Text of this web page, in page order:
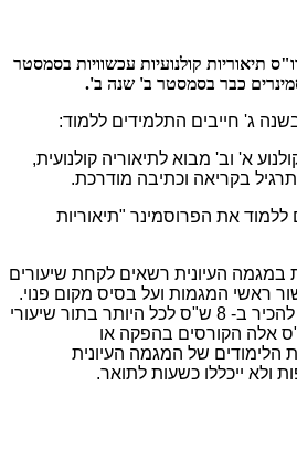
תיאוריות קולנועיות עכשוויות בסמסטר
כבר בסמסטר ב' שנה ב'.
ג' חייבים התלמידים ללמוד:
א' וב' מבוא לתיאוריה קולנועית,
תרגיל בקריאה וכתיבה מודרכת.
את הפרוסמינר "תיאוריות
במגמה העיונית רשאים לקחת שיעורים
ראשי המגמות ועל בסיס מקום פנוי.
מתוך שיעורים אלה אפשר להכיר ב- 8 ש"ס לכל היותר בתור שיעורי
ב' ג'. מעבר ל-8 ש"ס אלה הקורסים בהפקה או
הלימודים של המגמה העיונית
ולא ייכללו כשעות לתואר.